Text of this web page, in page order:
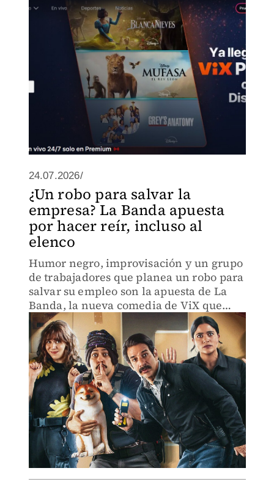
24.07.2026/
¿Un robo para salvar la
empresa? La Banda apuesta
por hacer reír, incluso al
elenco
Humor negro, improvisación y un grupo
de trabajadores que planea un robo para
salvar su empleo son la apuesta de La
Banda, la nueva comedia de ViX que
reúne a Miguel Rodarte, Paulina Gaitán
y Tessa Ia.